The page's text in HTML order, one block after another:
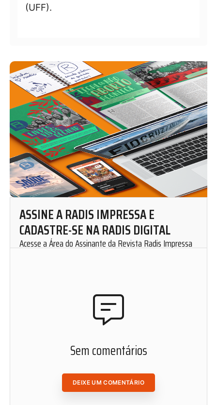
(UFF).
ASSINE A RADIS IMPRESSA E
CADASTRE-SE NA RADIS DIGITAL
Acesse a Área do Assinante da Revista Radis Impressa
ACESSAR ÁREA DO ASSINANTE
Sem comentários
DEIXE UM COMENTÁRIO